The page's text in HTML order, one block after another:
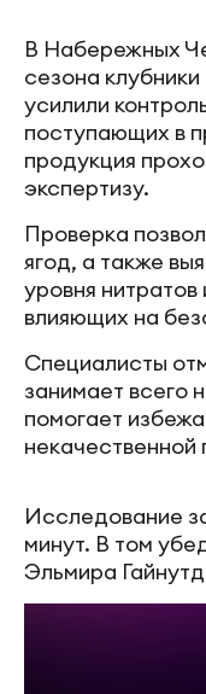
В Набережных
сезона
усилили
поступающих в
продукция
экспертизу.
Проверка
ягод, а также
уровня нитратов
влияющих на
Специалисты
занимает всего
помогает
некачественной
Исследование
минут. В том
Эльмира